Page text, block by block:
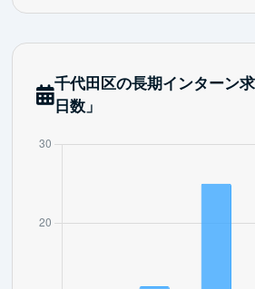
千代田区の長期インターン
日数」